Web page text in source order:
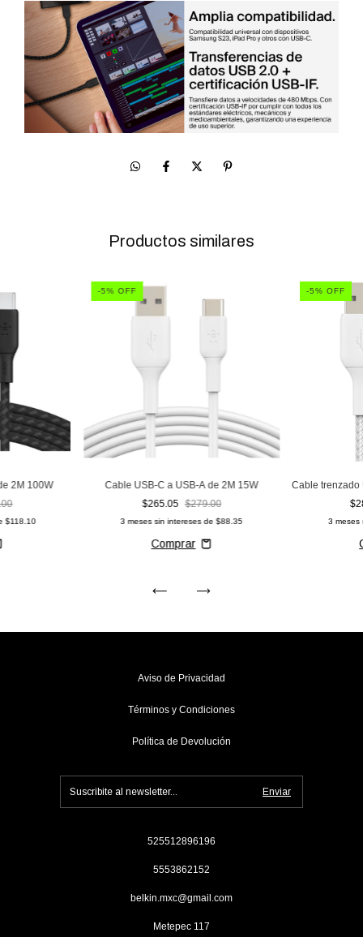
Productos similares
2M 100W
$118.10
-5% OFF
Cable USB-C a USB-A de 2M 15W
$265.05 $279.00
3 meses sin intereses de$88.35
-5% OFF
Cable trenzado
3
Aviso de Privacidad
Términos y Condiciones
Política de Devolución
525512896196
5553862152
belkin.mxc@gmail.com
Metepec 117